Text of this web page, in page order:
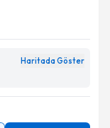
Haritada Göster